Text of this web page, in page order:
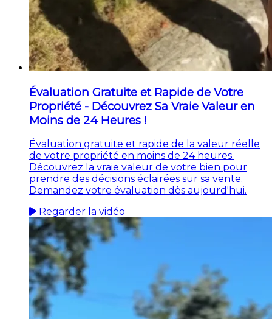
Évaluation Gratuite et Rapide de Votre
Propriété - Découvrez Sa Vraie Valeur en
Moins de 24 Heures !
Évaluation gratuite et rapide de la valeur réelle
de votre propriété en moins de 24 heures.
Découvrez la vraie valeur de votre bien pour
prendre des décisions éclairées sur sa vente.
Demandez votre évaluation dès aujourd'hui.
Regarder la vidéo